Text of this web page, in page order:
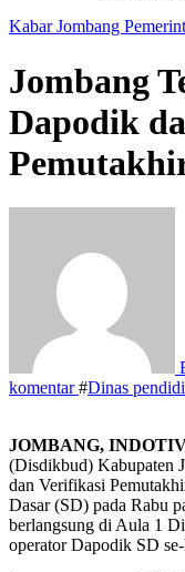
Kabar Jombang
Jombang
Dapodik
komentar#Dinas
JOMBANG,
(Disdikbud) Kabupaten
dan Verifikasi
Dasar (SD) pada Rabu
berlangsung di Aula 1
operator Dapodik SD